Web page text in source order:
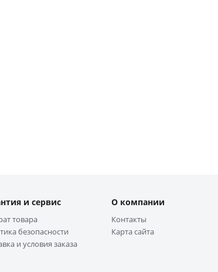
и сервис
товара
безопасности
и условия заказа
О компании
Контакты
Карта сайта